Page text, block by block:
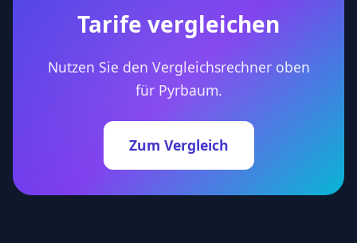
Tarife vergleichen
Nutzen Sie den Vergleichsrechner oben
für Pyrbaum.
Zum Vergleich